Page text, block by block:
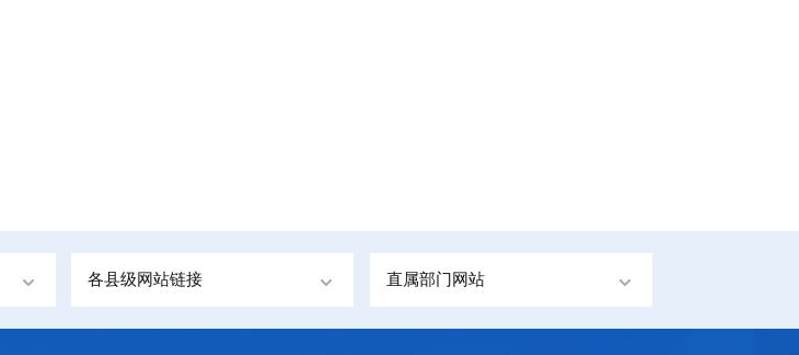
各县级网站链接 直属部门网站